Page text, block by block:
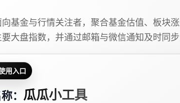
基金与行情关注者，聚合基金估值、板块
大盘指数，并通过邮箱与微信通知及时同步
用入口
： 瓜瓜小工具